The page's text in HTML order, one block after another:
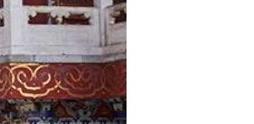
mộng mơ đầy sức cuốn hút.